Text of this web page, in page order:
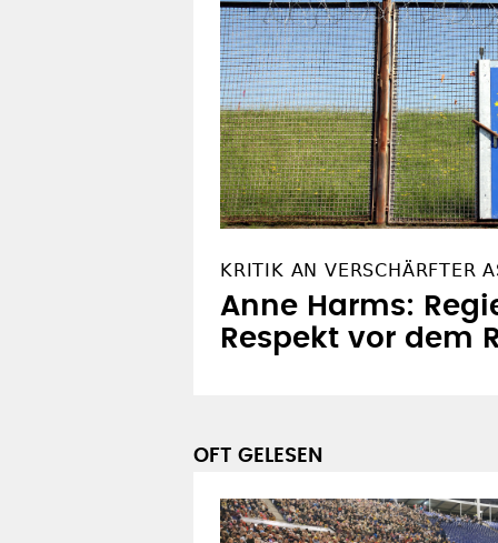
KRITIK AN VERSCHÄRFTER
Anne Harms:
Respekt vor dem
OFT GELESEN